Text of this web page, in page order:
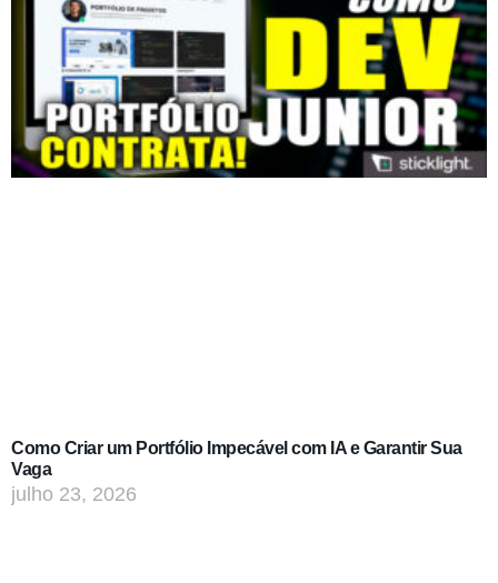
Como Criar um Portfólio Impecável com IA e Garantir Sua
Vaga
julho 23, 2026